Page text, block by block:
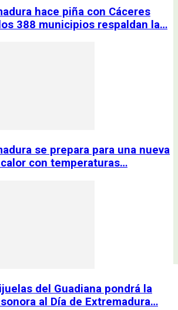
hace piña con Cáceres
388 municipios respaldan la…
se prepara para una nueva
con temperaturas…
del Guadiana pondrá la
al Día de Extremadura…